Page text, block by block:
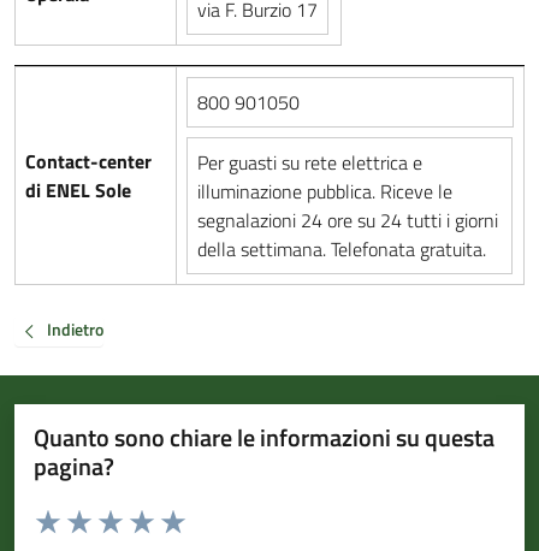
via F. Burzio 17
Contact-center
di ENEL Sole
800 901050
Per guasti su rete elettrica e
illuminazione pubblica. Riceve le
segnalazioni 24 ore su 24 tutti i giorni
della settimana. Telefonata gratuita.
Indietro
Quanto sono chiare le informazioni su questa
pagina?
Valuta da 1 a 5 stelle la pagina